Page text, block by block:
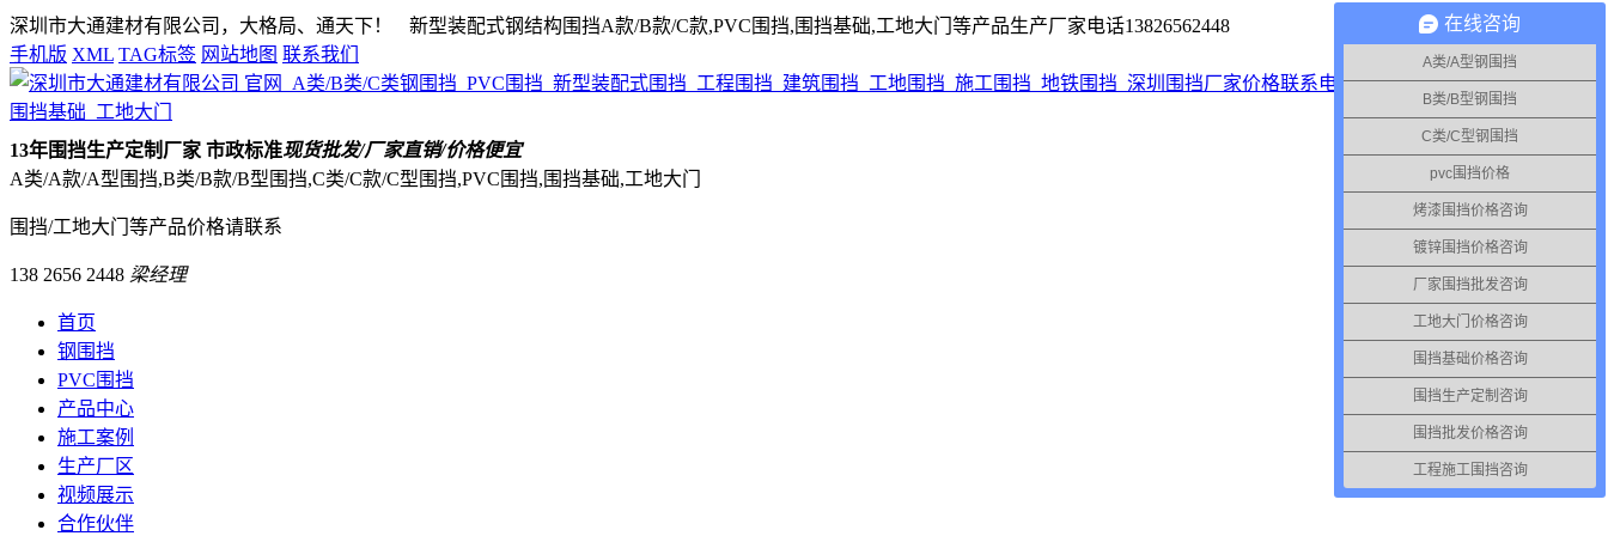
深圳市大通建材有限公司，大格局、通天下！
新型装配式钢结构围挡A款/B款/C款,PVC围挡,围挡基础,工地大门等产品生产厂家电话13826562448
手机版 XML TAG标签 网站地图 联系我们
13年围挡生产定制厂家 市政标准现货批发/厂家直销/价格便宜
A类/A款/A型围挡,B类/B款/B型围挡,C类/C款/C型围挡,PVC围挡,围挡基础,工地大门
围挡/工地大门等产品价格请联系
138 2656 2448 梁经理
首页
钢围挡
PVC围挡
产品中心
施工案例
生产厂区
视频展示
合作伙伴
在线咨询
A类/A型钢围挡
B类/B型钢围挡
C类/C型钢围挡
pvc围挡价格
烤漆围挡价格咨询
镀锌围挡价格咨询
厂家围挡批发咨询
工地大门价格咨询
围挡基础价格咨询
围挡生产定制咨询
围挡批发价格咨询
工程施工围挡咨询